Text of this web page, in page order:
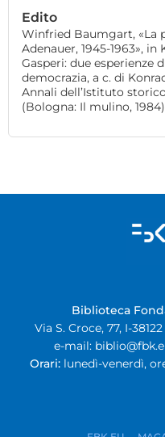
Edito
Winfried Baumgart, «La
Adenauer, 1945-1963»,
Gasperi: due esperienze
democrazia, a c. di
Annali dell’Istituto
(Bologna: Il mulino,
Biblioteca
Via S. Croce, 77, I-
e-mail:
Orari: lunedì-venerdì,